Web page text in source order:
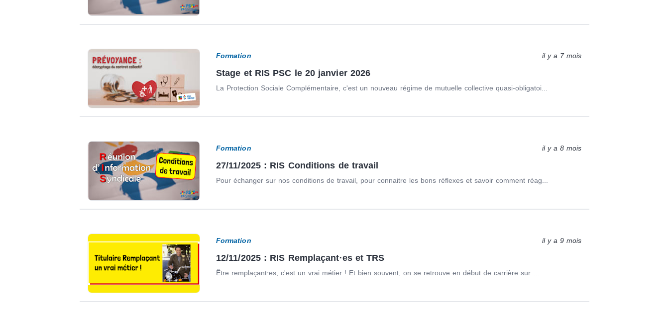
Formation il y a 7 mois
Stage et RIS PSC le 20 janvier 2026
La Protection Sociale Complémentaire, c'est un nouveau régime de mutuelle collective quasi-obligatoi...
Formation il y a 8 mois
27/11/2025 : RIS Conditions de travail
Pour échanger sur nos conditions de travail, pour connaitre les bons réflexes et savoir comment réag...
Formation il y a 9 mois
12/11/2025 : RIS Remplaçant⋅es et TRS
Être remplaçant⋅es, c'est un vrai métier ! Et bien souvent, on se retrouve en début de carrière sur ...